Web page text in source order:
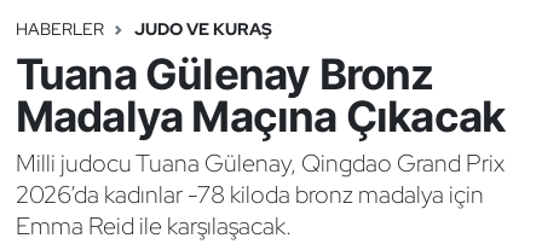
HABERLER JUDO VE KURAŞ
Tuana Gülenay Bronz
Madalya Maçına Çıkacak
Milli judocu Tuana Gülenay, Qingdao Grand Prix
2026’da kadınlar -78 kiloda bronz madalya için
Emma Reid ile karşılaşacak.
Binicilik
Bisiklet
Bocce Bowling Dart